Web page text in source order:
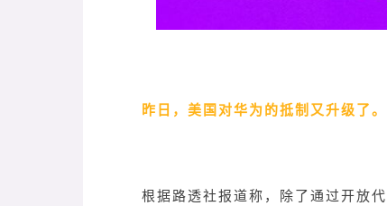
昨日，美国对华为的抵制又升级了。
根据路透社报道称，除了通过开放